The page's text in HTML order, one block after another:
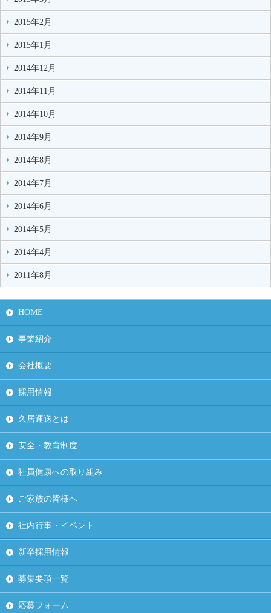
2015年2月
2015年1月
2014年12月
2014年11月
2014年10月
2014年9月
2014年8月
2014年7月
2014年6月
2014年5月
2014年4月
2011年8月
HOME
事業紹介
会社概要
採用情報
久居運送とは
安全・教育制度
社員健康への取り組み
ご家族の皆様へ
社内行事・イベント
新卒採用情報
募集要項一覧
応募フォーム